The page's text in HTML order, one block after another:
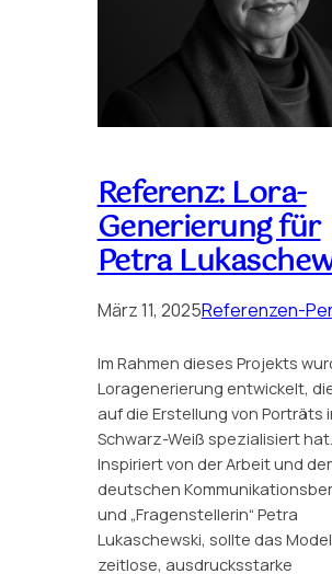
Referenz: Lora-
Generierung für
Petra
März 11, 2025Referenzen-
Im Rahmen dieses Projekts
Loragenerierung entwickelt,
auf die Erstellung von Porträts
Schwarz-Weiß spezialisiert hat.
Inspiriert von der Arbeit und
deutschen
und „Fragenstellerin“ Petra
Lukaschewski, sollte das
zeitlose, ausdrucksstarke